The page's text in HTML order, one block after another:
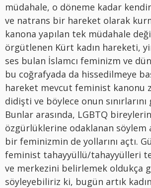
müdahale, o döneme kadar
ve natrans bir hareket olarak
kanona yapılan tek müdahale
örgütlenen Kürt kadın hareketi,
ses bulan İslamcı feminizm ve
bu coğrafyada da hissedilmeye
hareket mevcut feminist kanonu
didişti ve böylece onun
Bunlar arasında, LGBTQ
özgürlüklerine odaklanan söylem
bir feminizmin de yollarını açtı.
feminist tahayyüllü/tahayyülleri
ve merkezini belirlemek oldukça
söyleyebiliriz ki, bugün artık